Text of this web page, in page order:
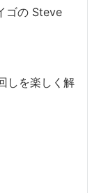
ゴの Steve
しを楽しく解